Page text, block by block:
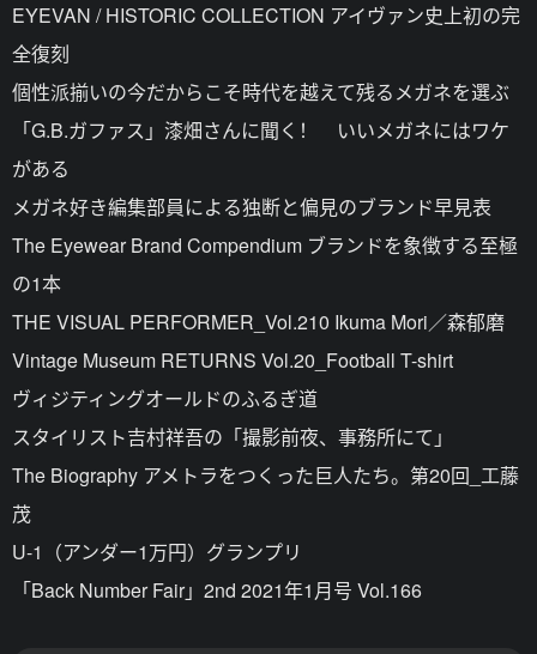
EYEVAN / HISTORIC COLLECTION アイヴァン史上初の完
全復刻
個性派揃いの今だからこそ時代を越えて残るメガネを選ぶ
「G.B.ガファス」漆畑さんに聞く！ いいメガネにはワケ
がある
メガネ好き編集部員による独断と偏見のブランド早見表
The Eyewear Brand Compendium ブランドを象徴する至極
の1本
THE VISUAL PERFORMER_Vol.210 Ikuma Mori／森郁磨
Vintage Museum RETURNS Vol.20_Football T-shirt
ヴィジティングオールドのふるぎ道
スタイリスト吉村祥吾の「撮影前夜、事務所にて」
The Biography アメトラをつくった巨人たち。第20回_工藤
茂
U-1（アンダー1万円）グランプリ
「Back Number Fair」2nd 2021年1月号 Vol.166